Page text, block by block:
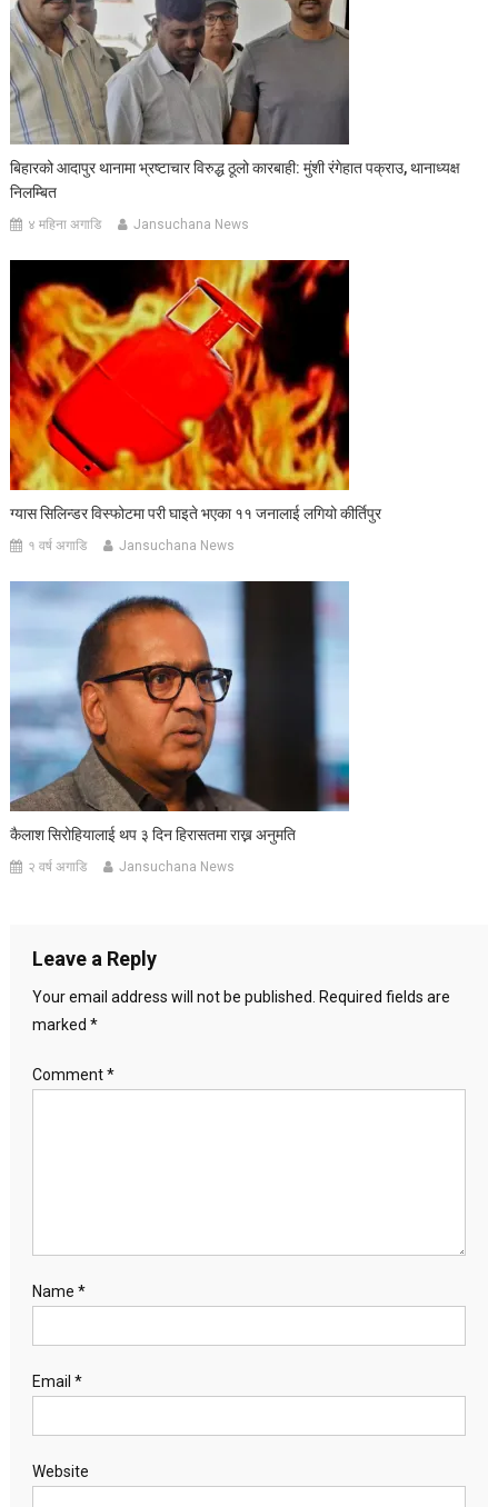
बिहारको आदापुर थानामा भ्रष्टाचार विरुद्ध ठूलो कारबाही: मुंशी रंगेहात पक्राउ, थानाध्यक्ष
निलम्बित
४ महिना अगाडि Jansuchana News
ग्यास सिलिन्डर विस्फोटमा परी घाइते भएका ११ जनालाई लगियो कीर्तिपुर
१ वर्ष अगाडि Jansuchana News
कैलाश सिरोहियालाई थप ३ दिन हिरासतमा राख्न अनुमति
२ वर्ष अगाडि Jansuchana News
Leave a Reply
Your email address will not be published.
Required fields are
marked *
Comment*
Name *
Email *
Website